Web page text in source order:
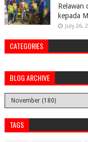
Relawan
kepada
July 26,
CATEGORIES
BLOG ARCHIVE
TAGS